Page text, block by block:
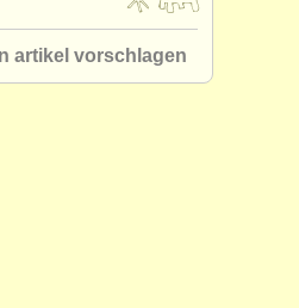
artikel vorschlagen